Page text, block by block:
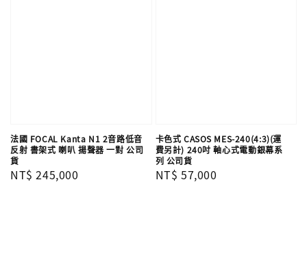
法國 FOCAL Kanta N1 2音路低音
反射 書架式 喇叭 揚聲器 一對 公司
貨
Regular
NT$ 245,000
卡色式 CASOS MES-240(4:3)(運
費另計) 240吋 軸心式電動銀幕系
列 公司貨
Regular
NT$ 57,000